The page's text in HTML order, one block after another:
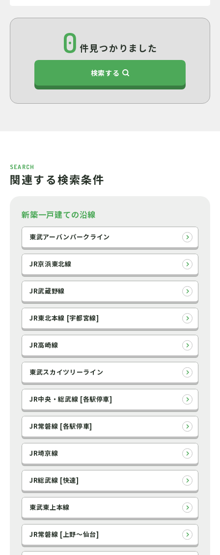
0 件見つかりました
検索する
SEARCH
関連する検索条件
新築一戸建ての沿線
東武アーバンパークライン
JR京浜東北線
JR武蔵野線
JR東北本線 [宇都宮線]
JR高崎線
東武スカイツリーライン
JR中央・総武線 [各駅停車]
JR常磐線 [各駅停車]
JR埼京線
JR総武線 [快速]
東武東上本線
JR常磐線 [上野～仙台]